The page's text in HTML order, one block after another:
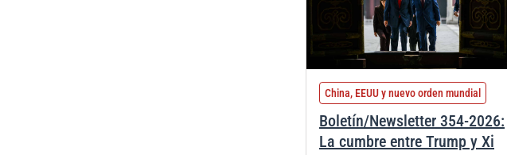
China, EEUU y nuevo orden mundial
Boletín/Newsletter 354-2026:
La cumbre entre Trump y Xi